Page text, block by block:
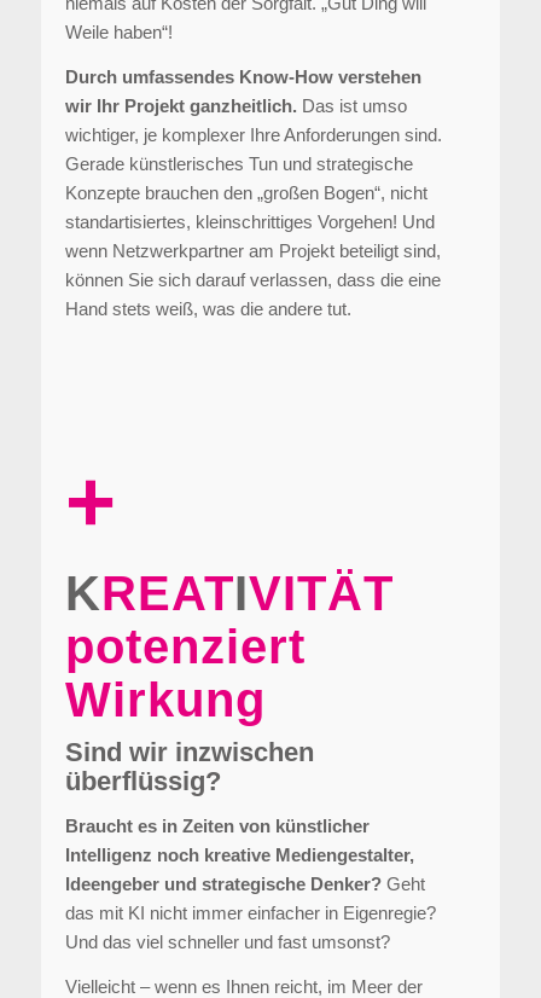
Weile haben“!
Durch umfassendes Know-How verstehen
wir Ihr Projekt ganzheitlich. Das ist umso
wichtiger, je komplexer Ihre Anforderungen sind.
Gerade künstlerisches Tun und strategische
Konzepte brauchen den „großen Bogen“, nicht
standartisiertes, kleinschrittiges Vorgehen! Und
wenn Netzwerkpartner am Projekt beteiligt sind,
können Sie sich darauf verlassen, dass die eine
Hand stets weiß, was die andere tut.
+
KREATIVITÄT
potenziert
Wirkung
Sind wir inzwischen
überflüssig?
Braucht es in Zeiten von künstlicher
Intelligenz noch kreative Mediengestalter,
Ideengeber und strategische Denker? Geht
das mit KI nicht immer einfacher in Eigenregie?
Und das viel schneller und fast umsonst?
Vielleicht – wenn es Ihnen reicht, im Meer der